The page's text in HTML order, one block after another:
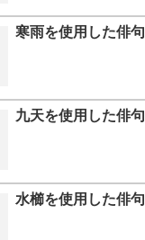
寒雨を使用した俳句
九天を使用した俳句
水櫛を使用した俳句